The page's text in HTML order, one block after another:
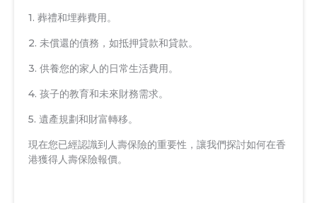
1. 葬禮和埋葬費用。
2. 未償還的債務，如抵押貸款和貸款。
3. 供養您的家人的日常生活費用。
4. 孩子的教育和未來財務需求。
5. 遺產規劃和財富轉移。
現在您已經認識到人壽保險的重要性，讓我們探討如何在香
港獲得人壽保險報價。